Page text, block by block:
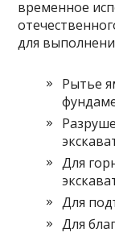
временное
для
Рытье
Для
Для
Для